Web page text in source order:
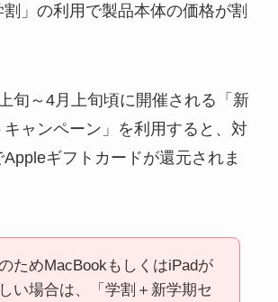
」の利用で製品本体の価格が割
旬～4月上旬頃に開催される「新
ャンペーン」を利用すると、対
ギフトカードが還元されま
ためMacBookもしくはiPadが
い場合は、「学割＋新学期セ